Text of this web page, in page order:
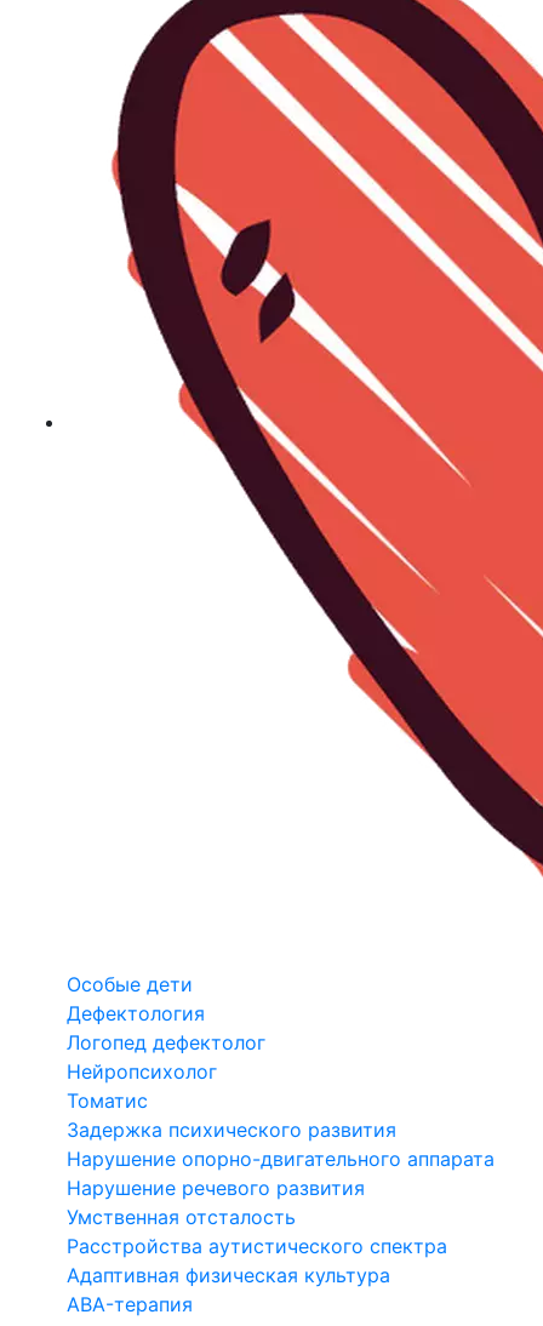
Особые дети
Дефектология
Логопед дефектолог
Нейропсихолог
Томатис
Задержка психического развития
Нарушение опорно-двигательного аппарата
Нарушение речевого развития
Умственная отсталость
Расстройства аутистического спектра
Адаптивная физическая культура
ABA-терапия